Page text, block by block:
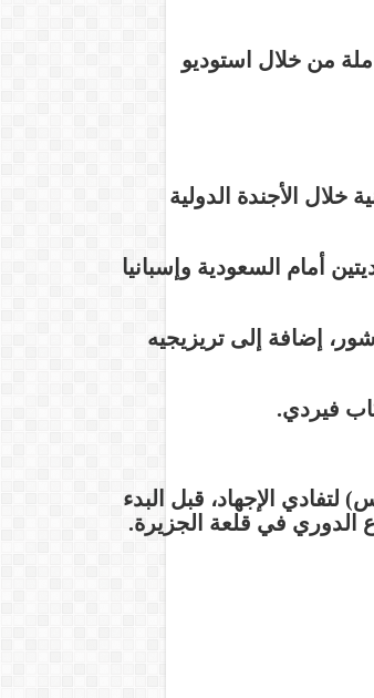
من خلال استوديو
خلال الأجندة الدولية
أمام السعودية وإسبانيا
إضافة إلى تريزيجيه
فيردي.
لتفادي الإجهاد، قبل البدء
الدوري في قلعة الجزيرة.